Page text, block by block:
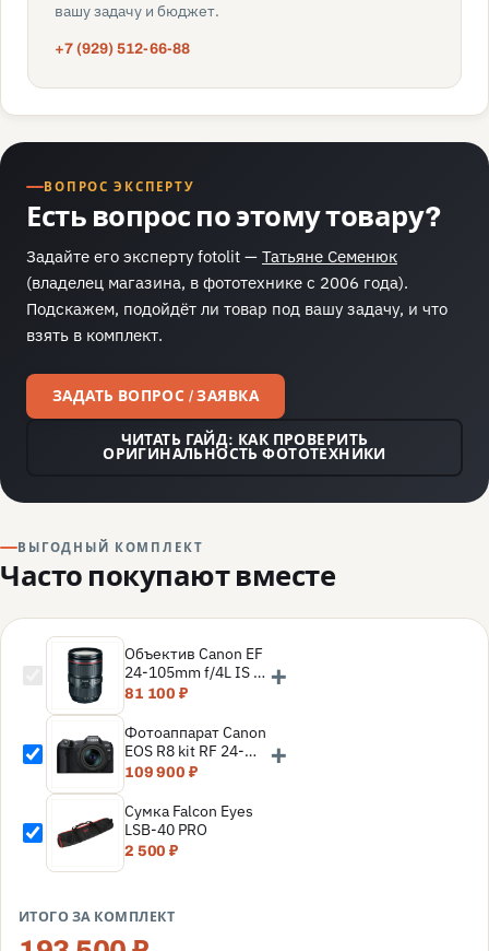
вашу задачу и бюджет.
+7 (929) 512-66-88
ВОПРОС ЭКСПЕРТУ
Есть вопрос по этому товару?
Задайте его эксперту fotolit — Татьяне Семенюк
(владелец магазина, в фототехнике с 2006 года).
Подскажем, подойдёт ли товар под вашу задачу, и что
взять в комплект.
ЗАДАТЬ ВОПРОС / ЗАЯВКА
ЧИТАТЬ ГАЙД: КАК ПРОВЕРИТЬ
ОРИГИНАЛЬНОСТЬ ФОТОТЕХНИКИ
ВЫГОДНЫЙ КОМПЛЕКТ
Часто покупают вместе
Объектив Canon EF
24-105mm f/4L IS II
USM
81 100 ₽
+
Фотоаппарат Canon
EOS R8 kit RF 24-
105mm f/4-7.1 IS
109 900 ₽
+
Сумка Falcon Eyes
LSB-40 PRO
2 500 ₽
ИТОГО ЗА КОМПЛЕКТ